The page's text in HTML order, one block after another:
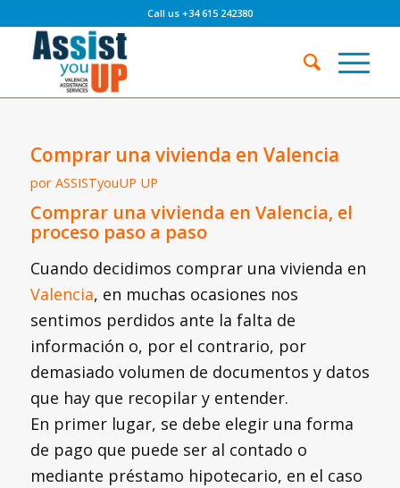
Call us +34 615 242380
Comprar una vivienda en Valencia
por ASSISTyouUP UP
Comprar una vivienda en Valencia, el
proceso paso a paso
Cuando decidimos comprar una vivienda en
Valencia, en muchas ocasiones nos
sentimos perdidos ante la falta de
información o, por el contrario, por
demasiado volumen de documentos y datos
que hay que recopilar y entender.
En primer lugar, se debe elegir una forma
de pago que puede ser al contado o
mediante préstamo hipotecario, en el caso